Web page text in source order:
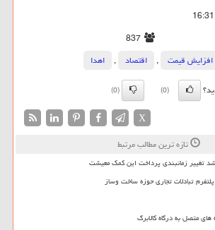
837
افزایش قیمت , اقتصاد ,
اهدا
(0)
(0)
X
تازه ترین مطالب مرتبط
شد تغییر زمانبندی پرداخت این کمک معیشت
متصل به درگاه کالابرگ